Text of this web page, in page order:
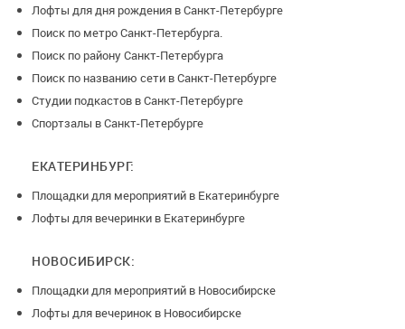
Лофты для дня рождения в Санкт-Петербурге
Поиск по метро Санкт-Петербурга.
Поиск по району Санкт-Петербурга
Поиск по названию сети в Санкт-Петербурге
Студии подкастов в Санкт-Петербурге
Спортзалы в Санкт-Петербурге
ЕКАТЕРИНБУРГ:
Площадки для мероприятий в Екатеринбурге
Лофты для вечеринки в Екатеринбурге
НОВОСИБИРСК:
Площадки для мероприятий в Новосибирске
Лофты для вечеринок в Новосибирске